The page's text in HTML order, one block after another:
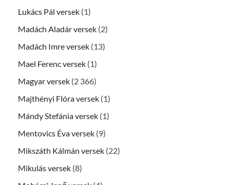
Lukács Pál versek (1)
Madách Aladár versek (2)
Madách Imre versek (13)
Mael Ferenc versek (1)
Magyar versek (2 366)
Majthényi Flóra versek (1)
Mándy Stefánia versek (1)
Mentovics Éva versek (9)
Mikszáth Kálmán versek (22)
Mikulás versek (8)